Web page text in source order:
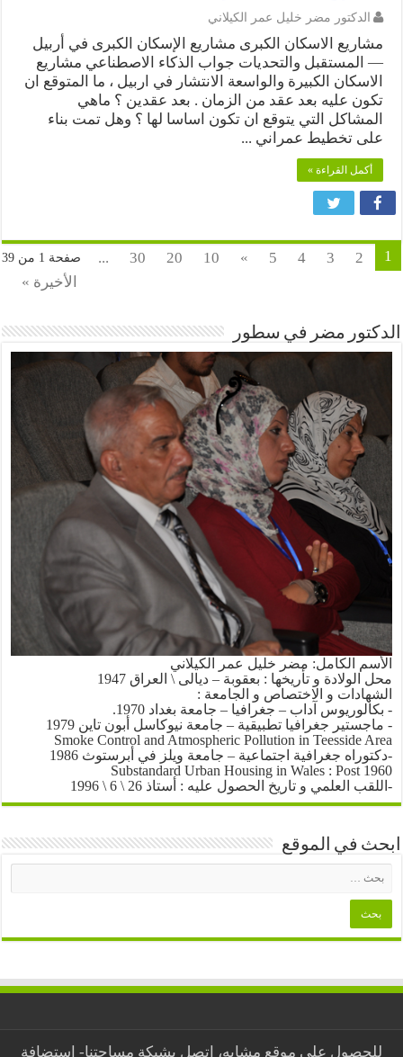
الدكتور مضر خليل عمر الكيلاني
مشاريع الاسكان الكبرى مشاريع الإسكان الكبرى في أربيل
— المستقبل والتحديات جواب الذكاء الاصطناعي مشاريع
الاسكان الكبيرة والواسعة الانتشار في اربيل ، ما المتوقع ان
تكون عليه بعد عقد من الزمان . بعد عقدين ؟ ماهي
المشاكل التي يتوقع ان تكون اساسا لها ؟ وهل تمت بناء
على تخطيط عمراني ...
أكمل القراءة »
صفحة 1 من 39 1
2
3
4
5
»
10
20
30
...
الأخيرة »
الدكتور مضر في سطور
الأسم الكامل: مضر خليل عمر الكيلاني
محل الولادة و تأريخها : بعقوبة – ديالى \ العراق 1947
الشهادات و الاختصاص و الجامعة :
- بكالوريوس آداب – جغرافيا – جامعة بغداد 1970.
- ماجستير جغرافيا تطبيقية – جامعة نيوكاسل أبون تاين 1979
Smoke Control and Atmospheric Pollution in Teesside Area
-دكتوراه جغرافية اجتماعية – جامعة ويلز في أبرستوث 1986
Substandard Urban Housing in Wales : Post 1960
-اللقب العلمي و تاريخ الحصول عليه : أستاذ 26 \ 6 \ 1996
ابحث في الموقع
للحصول على موقع مشابه، اتصل بشبكة مساحتنا- استضافة